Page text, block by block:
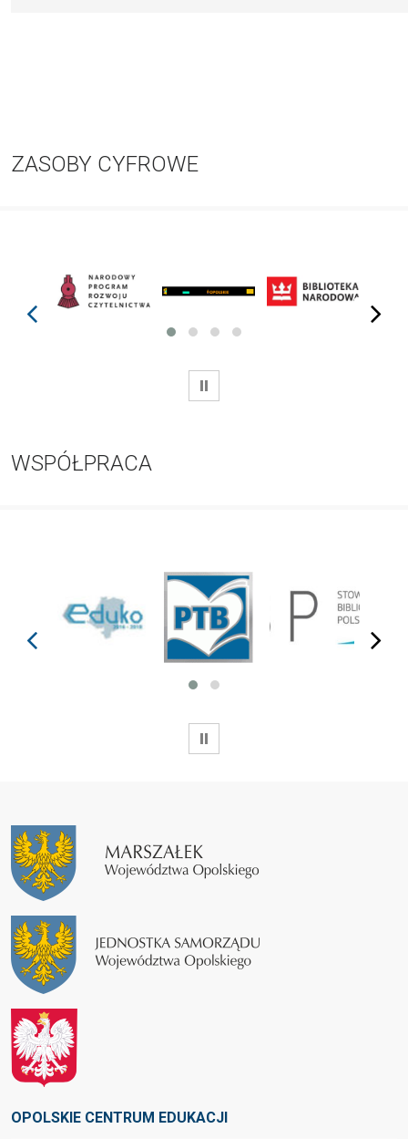
ZASOBY CYFROWE
prev next
WSTRZYMAJ
WSPÓŁPRACA
prev next
WSTRZYMAJ
OPOLSKIE CENTRUM EDUKACJI